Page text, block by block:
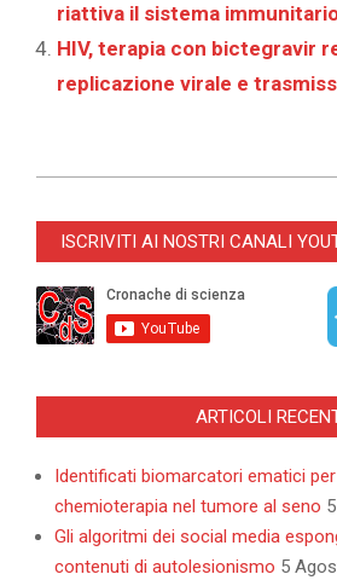
riattiva il sistema
HIV, terapia con bictegravir
replicazione virale e
03-
ISCRIVITI AI NOSTRI CANALI
ARTICOLI
Identificati biomarcatori ematici
chemioterapia nel tumore al seno
Gli algoritmi dei social media
contenuti di autolesionismo 5